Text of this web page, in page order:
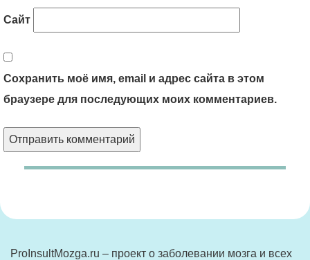
Сайт
Сохранить моё имя, email и адрес сайта в этом
браузере для последующих моих комментариев.
ProInsultMozga.ru – проект о заболевании мозга и всех